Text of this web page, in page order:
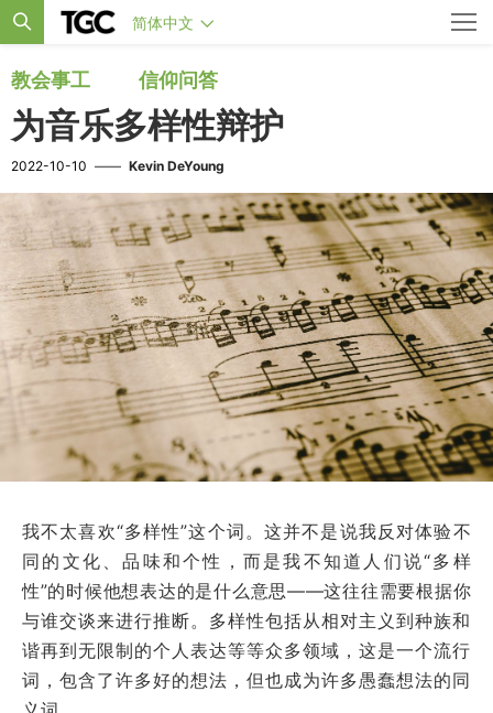
简体中文
教会事工 信仰问答
为音乐多样性辩护
2022-10-10 —— Kevin DeYoung
我不太喜欢“多样性”这个词。这并不是说我反对体验不
同的文化、品味和个性，而是我不知道人们说“多样
性”的时候他想表达的是什么意思——这往往需要根据你
与谁交谈来进行推断。多样性包括从相对主义到种族和
谐再到无限制的个人表达等等众多领域，这是一个流行
词，包含了许多好的想法，但也成为许多愚蠢想法的同